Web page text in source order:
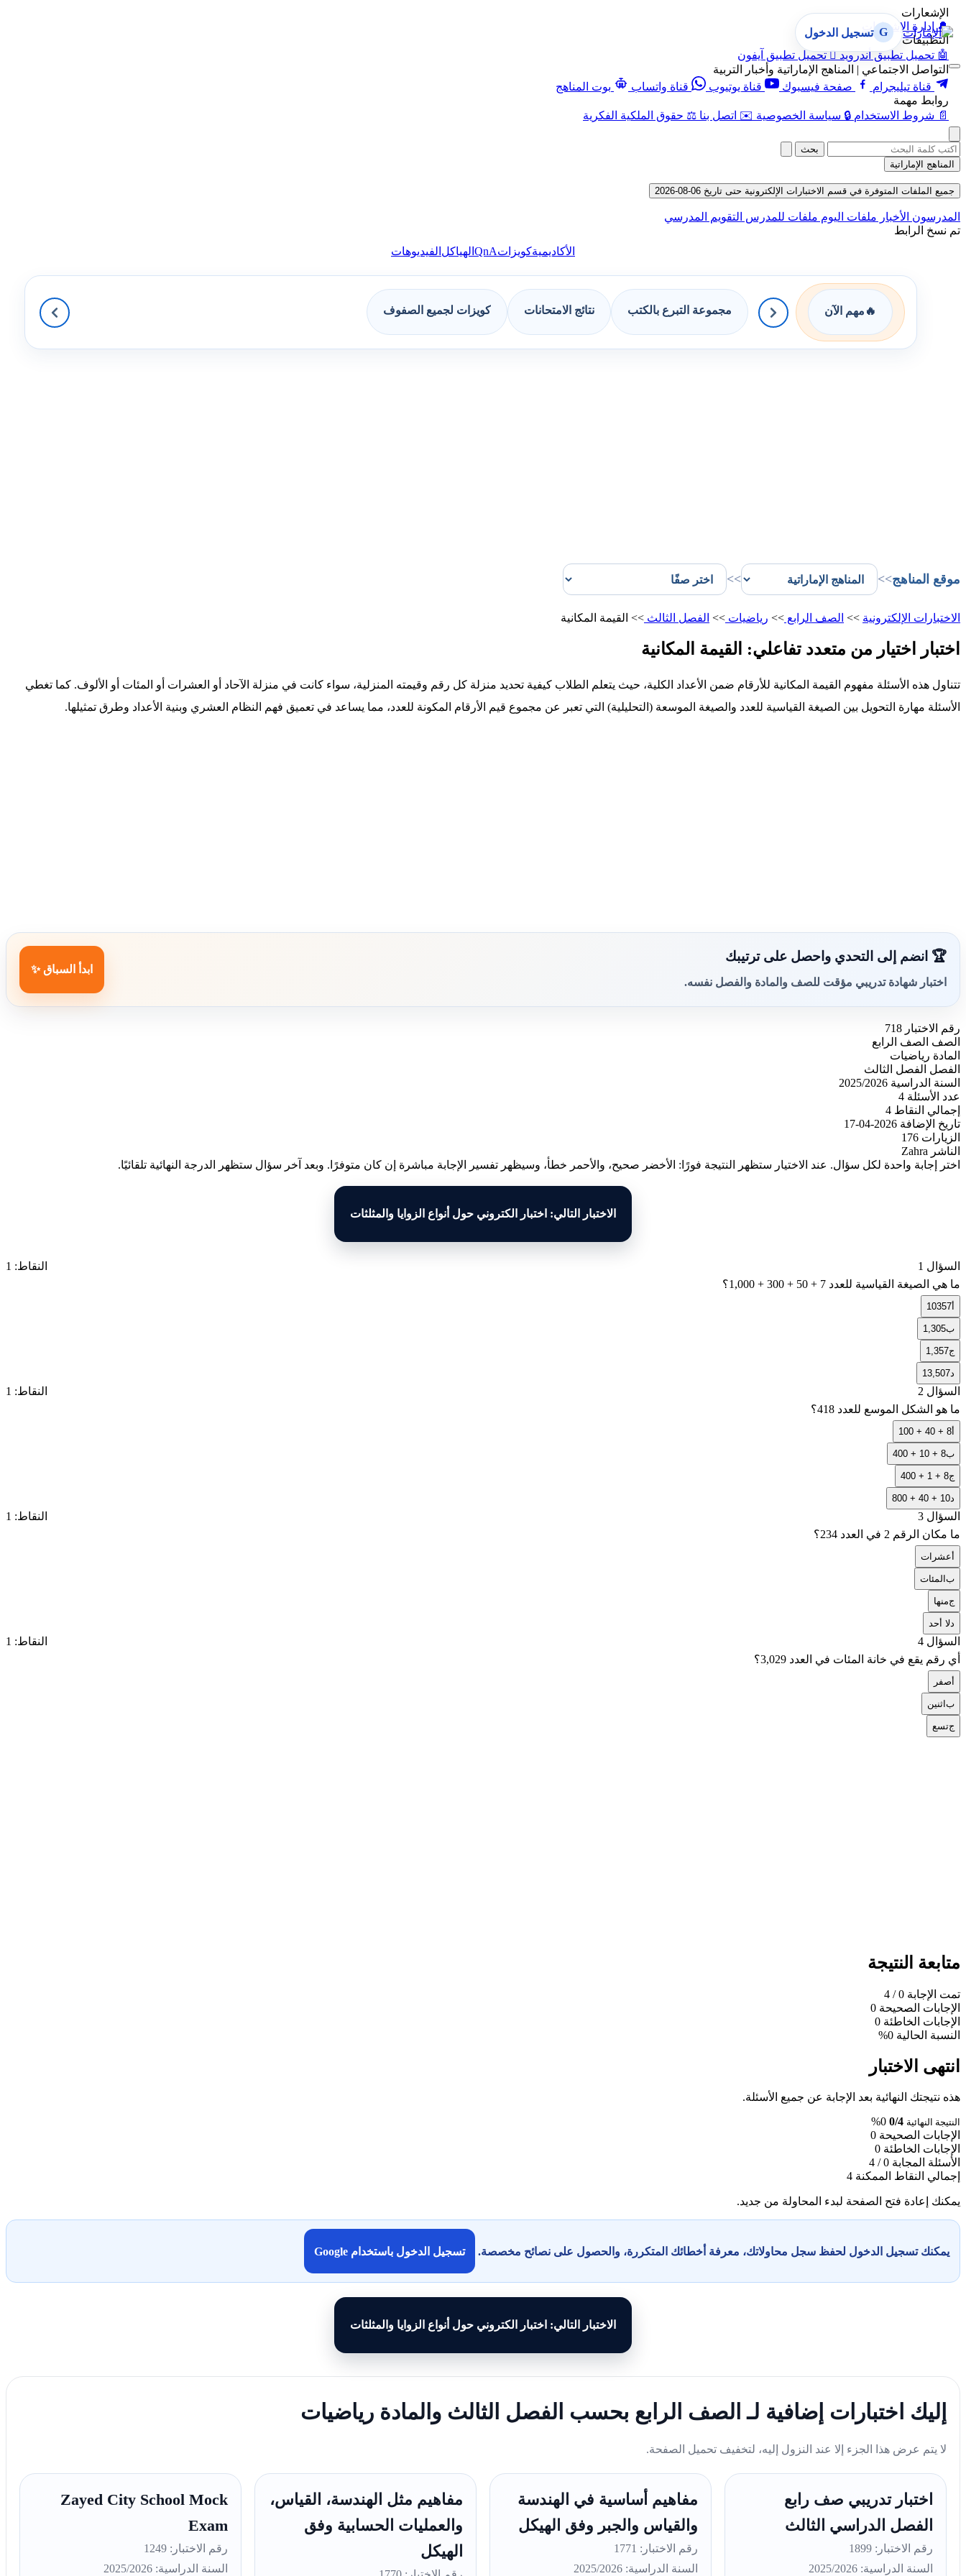
الإشعارات
🔔 إدارة الإشعارات
التطبيقات
🤖 تحميل تطبيق أندرويد  تحميل تطبيق آيفون
التواصل الاجتماعي | المناهج الإماراتية وأخبار التربية
قناة تيليجرام
صفحة فيسبوك قناة يوتيوب قناة واتساب
بوت المناهج
روابط مهمة
📄 شروط الاستخدام 🔒 سياسة الخصوصية ✉️ اتصل بنا ⚖️ حقوق الملكية الفكرية
G تسجيل الدخول
بحث
المناهج الإماراتية
جميع الملفات المتوفرة في قسم الاختبارات الإلكترونية حتى تاريخ 06-08-2026
المدرسون الأخبار ملفات اليوم ملفات للمدرس التقويم المدرسي
تم نسخ الرابط
الأكاديميةكويزاتQnA الهياكل الفيديوهات
🔥 مهم الآن مجموعة التبرع بالكتب نتائج الامتحانات كويزات لجميع الصفوف
موقع المناهج>>
>>
الاختبارات الإلكترونية >> الصف الرابع >> رياضيات >> الفصل الثالث >> القيمة المكانية
اختبار اختيار من متعدد تفاعلي: القيمة المكانية
تتناول هذه الأسئلة مفهوم القيمة المكانية للأرقام ضمن الأعداد الكلية، حيث يتعلم الطلاب كيفية تحديد منزلة كل رقم وقيمته المنزلية، سواء كانت في منزلة الآحاد أو العشرات أو المئات أو الألوف. كما تغطي
الأسئلة مهارة التحويل بين الصيغة القياسية للعدد والصيغة الموسعة (التحليلية) التي تعبر عن مجموع قيم الأرقام المكونة للعدد، مما يساعد في تعميق فهم النظام العشري وبنية الأعداد وطرق تمثيلها.
🏆 انضم إلى التحدي واحصل على ترتيبك
اختبار شهادة تدريبي مؤقت للصف والمادة والفصل نفسه.
ابدأ السباق ✨
رقم الاختبار 718
الصف الصف الرابع
المادة رياضيات
الفصل الفصل الثالث
السنة الدراسية 2025/2026
عدد الأسئلة 4
إجمالي النقاط 4
تاريخ الإضافة 2026-04-17
الزيارات 176
الناشر Zahra
اختر إجابة واحدة لكل سؤال. عند الاختيار ستظهر النتيجة فورًا: الأخضر صحيح، والأحمر خطأ، وسيظهر تفسير الإجابة مباشرة إن كان متوفرًا. وبعد آخر سؤال ستظهر الدرجة النهائية تلقائيًا.
الاختبار التالي: اختبار الكتروني حول أنواع الزوايا والمثلثات
السؤال 1
النقاط: 1
ما هي الصيغة القياسية للعدد 1,000 + 300 + 50 + 7؟
أ10357
ب1,305
ج1,357
د13,507
السؤال 2
النقاط: 1
ما هو الشكل الموسع للعدد 418؟
أ100 + 40 + 8
ب400 + 10 + 8
ج400 + 1 + 8
د800 + 40 + 10
السؤال 3
النقاط: 1
ما مكان الرقم 2 في العدد 234؟
أعشرات
ب المئات
جمنها
د لا أحد
السؤال 4
النقاط: 1
أي رقم يقع في خانة المئات في العدد 3,029؟
أصفر
ب اثنين
جتسع
متابعة النتيجة
تمت الإجابة 0
/ 4
الإجابات الصحيحة 0
الإجابات الخاطئة 0
النسبة الحالية 0%
انتهى الاختبار
هذه نتيجتك النهائية بعد الإجابة عن جميع الأسئلة.
النتيجة النهائية 0/4
0%
الإجابات الصحيحة 0
الإجابات الخاطئة 0
الأسئلة المجابة 0 / 4
إجمالي النقاط الممكنة 4
يمكنك إعادة فتح الصفحة لبدء المحاولة من جديد.
يمكنك تسجيل الدخول لحفظ سجل محاولاتك، معرفة أخطائك المتكررة، والحصول على نصائح مخصصة. تسجيل الدخول باستخدام Google
الاختبار التالي: اختبار الكتروني حول أنواع الزوايا والمثلثات
إليك اختبارات إضافية لـ الصف الرابع بحسب الفصل الثالث والمادة رياضيات
لا يتم عرض هذا الجزء إلا عند النزول إليه، لتخفيف تحميل الصفحة.
اختبار تدريبي صف رابع
الفصل الدراسي الثالث
رقم الاختبار: 1899
السنة الدراسية: 2025/2026
مفاهيم أساسية في الهندسة
والقياس والجبر وفق الهيكل
رقم الاختبار: 1771
السنة الدراسية: 2025/2026
مفاهيم مثل الهندسة، القياس،
والعمليات الحسابية وفق
الهيكل
Zayed City School Mock
Exam
رقم الاختبار: 1249
السنة الدراسية: 2025/2026